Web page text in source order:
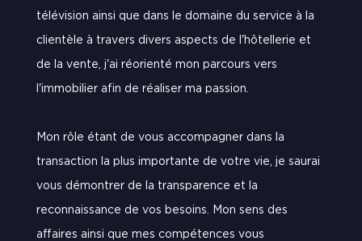
télévision ainsi que dans le domaine du service à la
clientèle à travers divers aspects de l'hôtellerie et
de la vente, j'ai réorienté mon parcours vers
l'immobilier afin de réaliser ma passion.
Mon rôle étant de vous accompagner dans la
transaction la plus importante de votre vie, je saurai
vous démontrer de la transparence et la
reconnaissance de vos besoins. Mon sens des
affaires ainsi que mes compétences vous